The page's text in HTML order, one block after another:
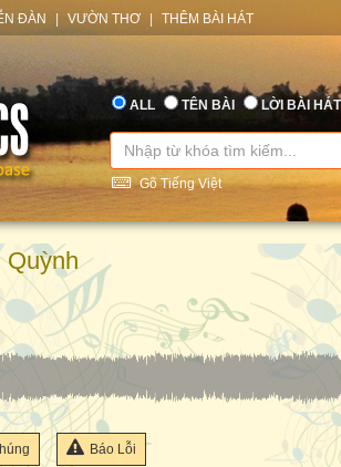
ĐÀN VƯỜN THƠ THÊM BÀI HÁT
ALL TÊN BÀI LỜI BÀI HÁT
Gõ Tiếng Việt
Quỳnh
Báo Lỗi